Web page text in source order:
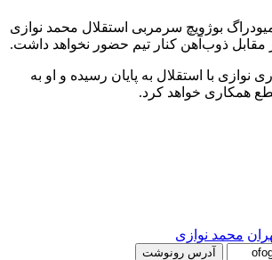
بوژویچ سرمربی استقلال محمد نوازی
مقابل ذوب‌آهن کنار تیم حضور نخواهد داشت.
با استقلال به پایان رسیده و او به
همکاری خواهد کرد.
محمد نوازی
آدرس رونوشت